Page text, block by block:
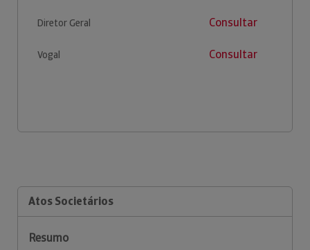
Diretor Geral Consultar
Vogal Consultar
Atos Societários
Resumo